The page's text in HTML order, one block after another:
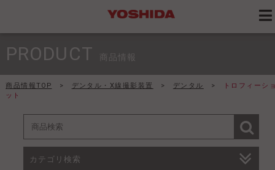
PRODUCT 商品情報
商品情報TOP > デンタル・X線撮影装置 > デンタル >
トロフィーシ
ット
カテゴリ検索